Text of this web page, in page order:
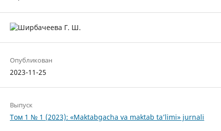
Опубликован
2023-11-25
Выпуск
Том 1 № 1 (2023): «Maktabgacha va maktab ta’limi» jurnali